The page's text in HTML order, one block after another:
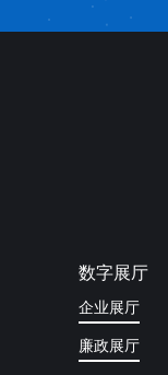
数字展厅
企业展厅
廉政展厅